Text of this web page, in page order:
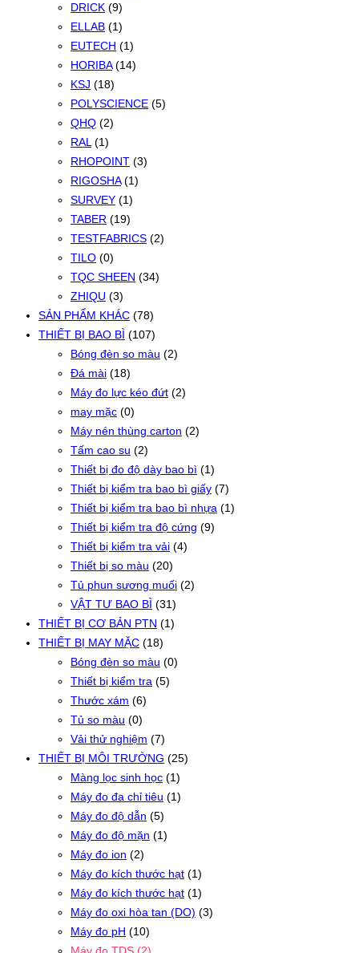
DRICK (9)
ELLAB (1)
EUTECH (1)
HORIBA (14)
KSJ (18)
POLYSCIENCE (5)
QHQ (2)
RAL (1)
RHOPOINT (3)
RIGOSHA (1)
SURVEY (1)
TABER (19)
TESTFABRICS (2)
TILO (0)
TQC SHEEN (34)
ZHIQU (3)
SẢN PHẨM KHÁC (78)
THIẾT BỊ BAO BÌ (107)
Bóng đèn so màu (2)
Đá mài (18)
Máy đo lực kéo đứt (2)
may mặc (0)
Máy nén thùng carton (2)
Tấm cao su (2)
Thiết bị đo độ dày bao bì (1)
Thiết bị kiểm tra bao bì giấy (7)
Thiết bị kiểm tra bao bì nhựa (1)
Thiết bị kiểm tra độ cứng (9)
Thiết bị kiểm tra vải (4)
Thiết bị so màu (20)
Tủ phun sương muối (2)
VẬT TƯ BAO BÌ (31)
THIẾT BỊ CƠ BẢN PTN (1)
THIẾT BỊ MAY MẶC (18)
Bóng đèn so màu (0)
Thiết bị kiểm tra (5)
Thước xám (6)
Tủ so màu (0)
Vải thử nghiệm (7)
THIẾT BỊ MÔI TRƯỜNG (25)
Màng lọc sinh học (1)
Máy đo đa chỉ tiêu (1)
Máy đo độ dẫn (5)
Máy đo độ mặn (1)
Máy đo ion (2)
Máy đo kích thước hạt (1)
Máy đo kích thước hạt (1)
Máy đo oxi hòa tan (DO) (3)
Máy đo pH (10)